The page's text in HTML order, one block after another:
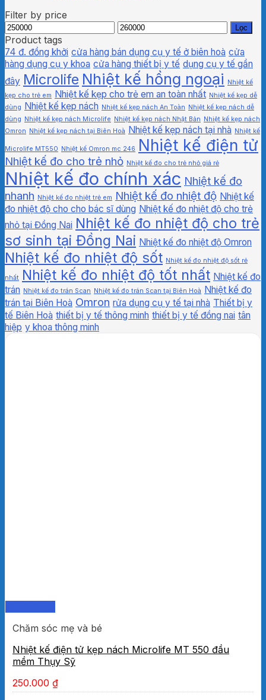
Filter by price
Giá
thấp
nhất
Giá
cao
nhất
Lọc
Product tags
74 đ. đồng khởi cửa hàng bán dụng cụ y tế ở biên hoà cửa
hàng dụng cụ y khoa cửa hàng thiết bị y tế dụng cụ y tế gần
đây Microlife Nhiệt kế hồng ngoại
Nhiệt kế
kẹp cho trẻ em Nhiệt kế kẹp cho trẻ em an toàn nhất Nhiệt kế kẹp dễ
dùng Nhiệt kế kẹp nách Nhiệt kế kẹp nách An Toàn Nhiệt kế kẹp nách dễ
dùng Nhiệt kế kẹp nách Microlife Nhiệt kế kẹp nách Nhật Bản Nhiệt kế kẹp nách
Omron Nhiệt kế kẹp nách tại Biên Hoà Nhiệt kế kẹp nách tại nhà Nhiệt kế
Microlife MT550 Nhiệt kế Omron mc 246 Nhiệt kế điện tử
Nhiệt kế đo cho trẻ nhỏ Nhiệt kế đo cho trẻ nhỏ giá rẻ
Nhiệt kế đo chính xác Nhiệt kế đo
nhanh Nhiệt kế đo nhiệt trẻ em Nhiệt kế đo nhiệt độ Nhiệt kế
đo nhiệt độ cho cho bác sĩ dùng Nhiệt kế đo nhiệt độ cho trẻ
nhỏ tại Đồng Nai Nhiệt kế đo nhiệt độ cho trẻ
sơ sinh tại Đồng Nai Nhiệt kế đo nhiệt độ Omron
Nhiệt kế đo nhiệt độ sốt Nhiệt kế đo nhiệt độ sốt rẻ
nhất Nhiệt kế đo nhiệt độ tốt nhất Nhiệt kế đo
trán Nhiệt kế đo trán Scan Nhiệt kế đo trán Scan tại Biên Hoà Nhiệt kế đo
trán tại Biên Hoà Omron rửa dụng cụ y tế tại nhà Thiết bị y
tế Biên Hoà thiết bị y tế thông minh thiết bị y tế đồng nai tân
hiệp y khoa thông minh
Chăm sóc mẹ và bé
Nhiệt kế điện tử kẹp nách Microlife MT 550 đầu
mềm Thụy Sỹ
250.000 ₫